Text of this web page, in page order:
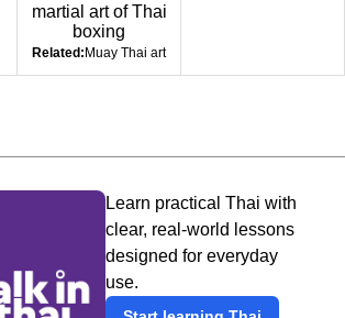
martial art of Thai
boxing
Related:Muay Thai art
Learn practical Thai with
clear, real-world lessons
designed for everyday
use.